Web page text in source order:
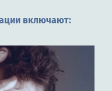
включают: